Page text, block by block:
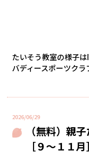
たいそう教室の様子
バディースポーツク
2026/06/29
（無料）親
［９～１１月］